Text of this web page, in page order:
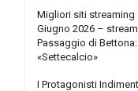
Migliori siti
Giugno 2026 –
Passaggio di
«Settecalcio»
I Protagonisti